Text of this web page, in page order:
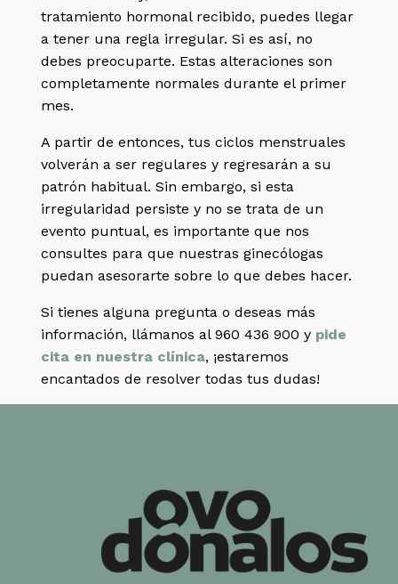
tratamiento hormonal recibido, puedes llegar
a tener una regla irregular. Si es así, no
debes preocuparte. Estas alteraciones son
completamente normales durante el primer
mes.
A partir de entonces, tus ciclos menstruales
volverán a ser regulares y regresarán a su
patrón habitual. Sin embargo, si esta
irregularidad persiste y no se trata de un
evento puntual, es importante que nos
consultes para que nuestras ginecólogas
puedan asesorarte sobre lo que debes hacer.
Si tienes alguna pregunta o deseas más
información, llámanos al 960 436 900 y pide
cita en nuestra clínica, ¡estaremos
encantados de resolver todas tus dudas!